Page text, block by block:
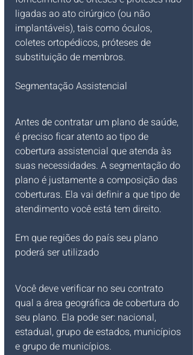
ligadas ao ato cirúrgico (ou não
implantáveis), tais como óculos,
coletes ortopédicos, próteses de
substituição de membros.
Segmentação Assistencial
Antes de contratar um plano de saúde,
é preciso ficar atento ao tipo de
cobertura assistencial que atenda às
suas necessidades. A segmentação do
plano é justamente a composição das
coberturas. Ela vai definir a que tipo de
atendimento você está tem direito.
Em que regiões do país seu plano
poderá ser utilizado
Você deve verificar no seu contrato
qual a área geográfica de cobertura do
seu plano. Ela pode ser: nacional,
estadual, grupo de estados, municípios
e grupo de municípios.